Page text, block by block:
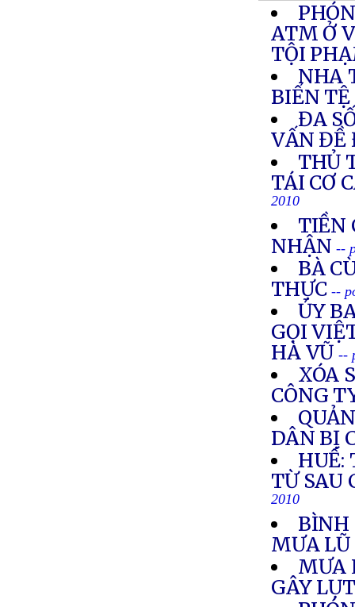
ATM Ở
TỘI
NHA
BIỂN
ĐA
VẤN
THỦ
TÁI CƠ
2010
TIỀN
NHẬN --
BÀ
THỰC --
ỦY
GỌI
HÀ VŨ--
XÓA
CÔNG
DÂN BỊ
HUẾ:
TỪ SAU
2010
BÌNH
MƯA LŨ
MƯA
GÂY